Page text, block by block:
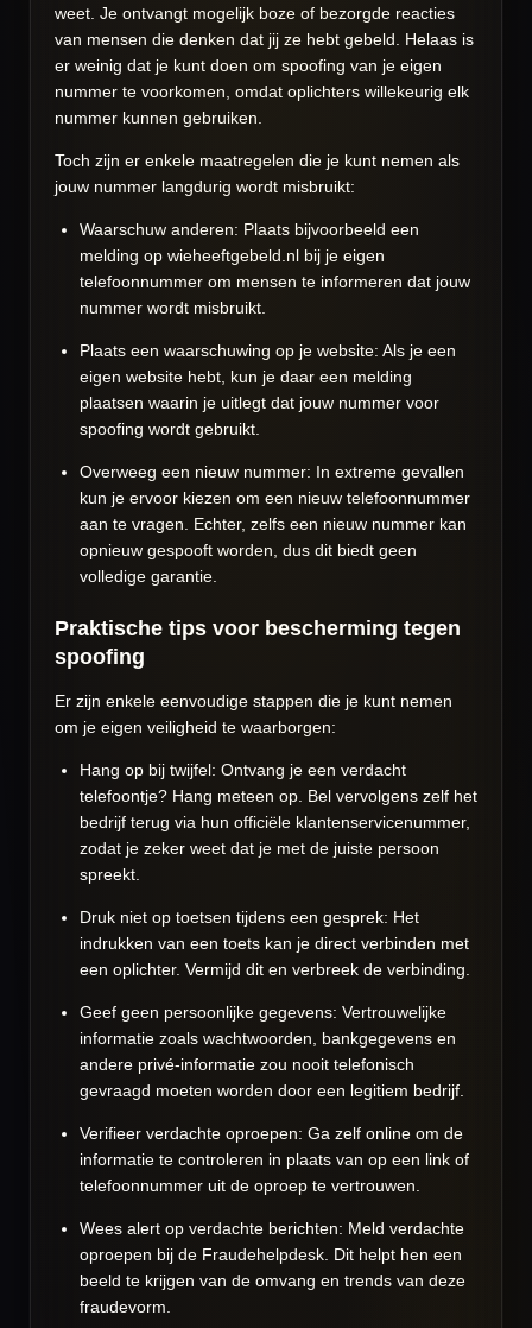
weet. Je ontvangt mogelijk boze of bezorgde reacties
van mensen die denken dat jij ze hebt gebeld. Helaas is
er weinig dat je kunt doen om spoofing van je eigen
nummer te voorkomen, omdat oplichters willekeurig elk
nummer kunnen gebruiken.
Toch zijn er enkele maatregelen die je kunt nemen als
jouw nummer langdurig wordt misbruikt:
Waarschuw anderen: Plaats bijvoorbeeld een
melding op wieheeftgebeld.nl bij je eigen
telefoonnummer om mensen te informeren dat jouw
nummer wordt misbruikt.
Plaats een waarschuwing op je website: Als je een
eigen website hebt, kun je daar een melding
plaatsen waarin je uitlegt dat jouw nummer voor
spoofing wordt gebruikt.
Overweeg een nieuw nummer: In extreme gevallen
kun je ervoor kiezen om een nieuw telefoonnummer
aan te vragen. Echter, zelfs een nieuw nummer kan
opnieuw gespooft worden, dus dit biedt geen
volledige garantie.
Praktische tips voor bescherming tegen
spoofing
Er zijn enkele eenvoudige stappen die je kunt nemen
om je eigen veiligheid te waarborgen:
Hang op bij twijfel: Ontvang je een verdacht
telefoontje? Hang meteen op. Bel vervolgens zelf het
bedrijf terug via hun officiële klantenservicenummer,
zodat je zeker weet dat je met de juiste persoon
spreekt.
Druk niet op toetsen tijdens een gesprek: Het
indrukken van een toets kan je direct verbinden met
een oplichter. Vermijd dit en verbreek de verbinding.
Geef geen persoonlijke gegevens: Vertrouwelijke
informatie zoals wachtwoorden, bankgegevens en
andere privé-informatie zou nooit telefonisch
gevraagd moeten worden door een legitiem bedrijf.
Verifieer verdachte oproepen: Ga zelf online om de
informatie te controleren in plaats van op een link of
telefoonnummer uit de oproep te vertrouwen.
Wees alert op verdachte berichten: Meld verdachte
oproepen bij de Fraudehelpdesk. Dit helpt hen een
beeld te krijgen van de omvang en trends van deze
fraudevorm.